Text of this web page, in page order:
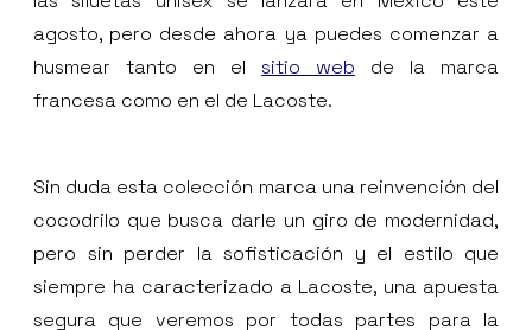
agosto, pero desde ahora ya puedes comenzar a
husmear tanto en el sitio web de la marca
francesa como en el de Lacoste.
Sin duda esta colección marca una reinvención del
cocodrilo que busca darle un giro de modernidad,
pero sin perder la sofisticación y el estilo que
siempre ha caracterizado a Lacoste, una apuesta
segura que veremos por todas partes para la